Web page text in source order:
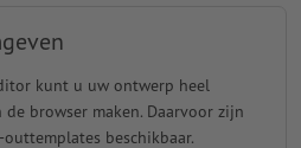
kunt u uw ontwerp heel
browser maken. Daarvoor zijn
beschikbaar.